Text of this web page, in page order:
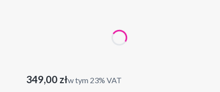
Poszczególne warianty mogą różnić się ceną
Cena
349,00 złw tym 23% VAT
w tym 23% VAT